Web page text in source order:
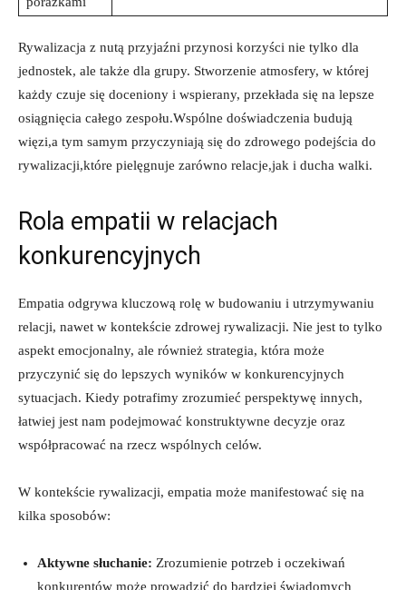
Rywalizacja z nutą przyjaźni przynosi korzyści nie‍ tylko dla
jednostek, ale także ⁤dla grupy. Stworzenie ⁢atmosfery, w ⁢której
każdy czuje się doceniony i wspierany,‌ przekłada się na lepsze
⁣osiągnięcia całego zespołu.Wspólne ⁢doświadczenia budują
⁣więzi,a tym ⁣samym przyczyniają się do⁣ zdrowego podejścia do
rywalizacji,które⁤ pielęgnuje zarówno relacje,jak i ducha walki.
Rola empatii w ⁢relacjach
konkurencyjnych
Empatia odgrywa kluczową rolę w ‌budowaniu ⁤i utrzymywaniu‍
relacji,‍ nawet w ⁤kontekście zdrowej rywalizacji. Nie ‍jest to tylko
⁢aspekt emocjonalny, ale ⁤również strategia, ‍która może
przyczynić się do ⁤lepszych wyników w konkurencyjnych
‌sytuacjach. Kiedy potrafimy zrozumieć perspektywę ⁤innych,
łatwiej jest nam podejmować​ konstruktywne decyzje oraz⁤
współpracować na rzecz wspólnych celów.
W kontekście rywalizacji, empatia⁣ może manifestować się na
kilka sposobów:
Aktywne słuchanie: Zrozumienie potrzeb i oczekiwań
konkurentów może‌ prowadzić do bardziej świadomych